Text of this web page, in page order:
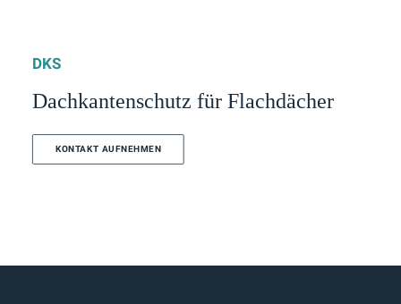
DKS
Dachkantenschutz für Flachdächer
KONTAKT AUFNEHMEN